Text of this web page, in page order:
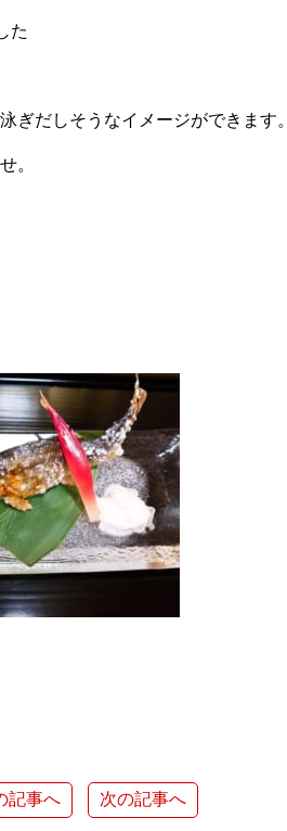
た
ぎだしそうなイメージができます。
。
記事へ 次の記事へ